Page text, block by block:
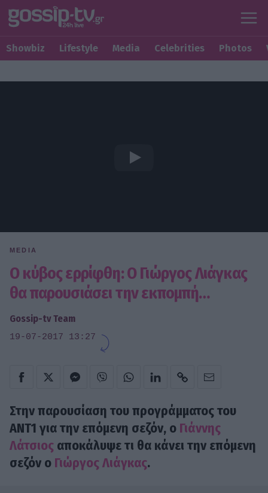
Showbiz Lifestyle Media Celebrities Photos
MEDIA
Ο κύβος ερρίφθη: Ο Γιώργος Λιάγκας
θα παρουσιάσει την εκπομπή…
Gossip-tv Team
19-07-2017 13:27
Στην παρουσίαση του προγράμματος του
ΑΝΤ1 για την επόμενη σεζόν, ο Γιάννης
Λάτσιος αποκάλυψε τι θα κάνει την επόμενη
σεζόν ο Γιώργος Λιάγκας.